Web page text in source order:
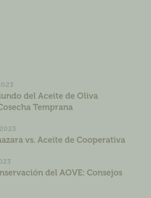
del Aceite de Oliva
Temprana
vs. Aceite de Cooperativa
del AOVE: Consejos